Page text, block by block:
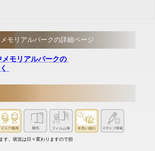
モリアルパークの詳細ページ
モリアルパークの
す。状況は日々変わりますので担